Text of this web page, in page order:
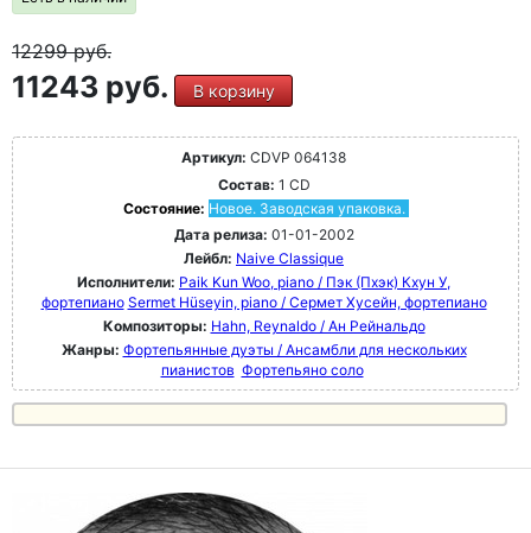
12299руб.
11243 руб. В корзину
Артикул: CDVP 064138
Состав: 1 CD
Состояние: Новое. Заводская упаковка.
Дата релиза: 01-01-2002
Лейбл: Naive Classique
Исполнители: Paik Kun Woo, piano / Пэк (Пхэк) Кхун У,
фортепиано Sermet Hüseyin, piano / Сермет Хусейн, фортепиано
Композиторы: Hahn, Reynaldo / Ан Рейнальдо
Жанры: Фортепьянные дуэты / Ансамбли для нескольких
пианистов Фортепьяно соло